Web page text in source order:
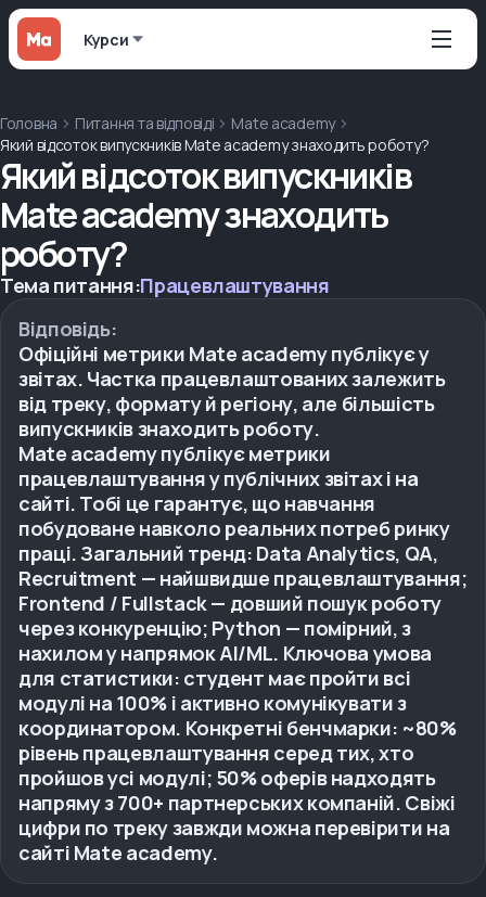
Курси
Головна Питання та відповіді
Mate academy
Який відсоток випускників Mate academy знаходить роботу?
Який відсоток випускників
Mate academy знаходить
роботу?
Тема питання:Працевлаштування
Відповідь:
Офіційні метрики Mate academy публікує у
звітах. Частка працевлаштованих залежить
від треку, формату й регіону, але більшість
випускників знаходить роботу.
Mate academy публікує метрики
працевлаштування у публічних звітах і на
сайті. Тобі це гарантує, що навчання
побудоване навколо реальних потреб ринку
праці. Загальний тренд: Data Analytics, QA,
Recruitment — найшвидше працевлаштування;
Frontend / Fullstack — довший пошук роботу
через конкуренцію; Python — помірний, з
нахилом у напрямок AI/ML. Ключова умова
для статистики: студент має пройти всі
модулі на 100% і активно комунікувати з
координатором. Конкретні бенчмарки: ~80%
рівень працевлаштування серед тих, хто
пройшов усі модулі; 50% оферів надходять
напряму з 700+ партнерських компаній. Свіжі
цифри по треку завжди можна перевірити на
сайті Mate academy.